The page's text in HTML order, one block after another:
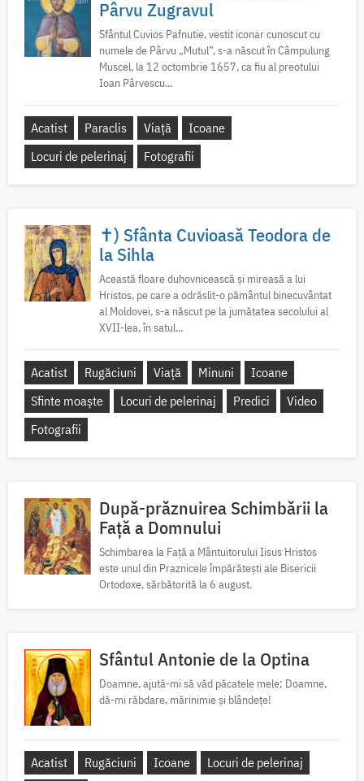
Pârvu Zugravul
Sfântul Cuvios Pafnutie, vestit iconar cunoscut cu
numele de Pârvu „Mutul”, s-a născut în Câmpulung
Muscel, la 12 octombrie 1657, ca fiu al preotului
Ioan Pârvescu...
Acatist Paraclis Viață
Icoane
Locuri de pelerinaj
Fotografii
✝) Sfânta Cuvioasă Teodora de
la Sihla
Această floare duhovnicească și mireasă a lui
Hristos, pe care a odrăslit-o pământul binecuvântat
al Moldovei, s-a născut pe la jumătatea secolului al
XVII-lea, în satul...
Acatist Rugăciuni Viață Minuni
Icoane
Sfinte moaște
Locuri de pelerinaj Predici
Video
Fotografii
După-prăznuirea Schimbării la
Față a Domnului
Schimbarea la Față a Mântuitorului Iisus Hristos
este unul din Praznicele împărătești ale Bisericii
Ortodoxe, sărbătorită la 6 august.
Sfântul Antonie de la Optina
Doamne, ajută-mi să văd păcatele mele; Doamne,
dă-mi răbdare, mărinimie şi blândeţe!
Acatist Rugăciuni Icoane
Locuri de pelerinaj